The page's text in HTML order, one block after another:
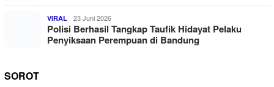
VIRAL 23 Juni 2026
Polisi Berhasil Tangkap Taufik Hidayat Pelaku
Penyiksaan Perempuan di Bandung
SOROT